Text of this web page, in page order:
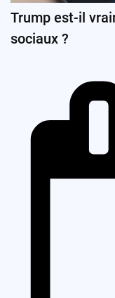
Trump est-il
sociaux ?